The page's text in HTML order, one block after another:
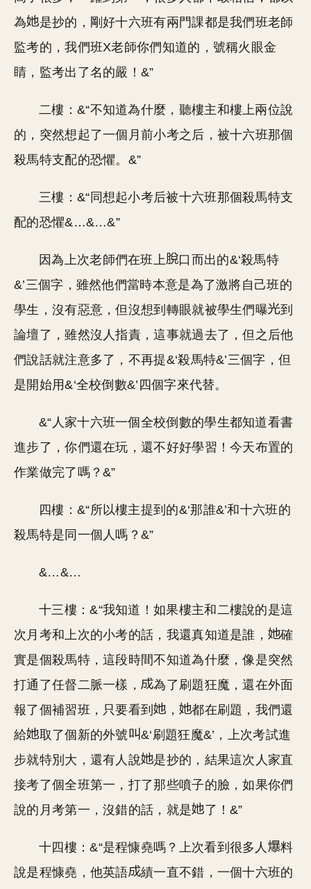
為
是抄的，剛好十六班有兩門課都是我們班老師
監考的，我們班X老師你們知道的，號稱火眼金
睛，監考出了名的嚴！&”
二樓：&“不知道為什麼，聽樓主和樓上兩位說
的，突然想起了一個月前小考之后，被十六班那個
殺馬特支配的恐懼。&”
三樓：&“同想起小考后被十六班那個殺馬特支
配的恐懼&…&…&”
因為上次老師們在班上
口而出的&‘殺馬特
&’三個字，雖然他們當時本意是為了激將自己班的
學生，沒有惡意，但沒想到轉眼就被學生們曝
到
論壇了，雖然沒人指責，這事就過去了，但之后他
們說話就注意多了，不再提&‘殺馬特&’三個字，但
是開始用&‘全校倒數&’四個字來代替。
&“人家十六班一個全校倒數的學生都知道看書
進步了，你們還在玩，還不好好學習！今天布置的
作業做完了嗎？&”
四樓：&“所以樓主提到的&‘那誰&’和十六班的
殺馬特是同一個人嗎？&”
&…&…
十三樓：&“我知道！如果樓主和二樓說的是這
次月考和上次的小考的話，我還真知道是誰，
確
實是個殺馬特，這段時間不知道為什麼，像是突然
打通了任督二脈一樣，
為了刷題狂魔，還在外面
報了個補習班，只要看到
，
都在刷題，我們還
給
取了個新的外號
&‘刷題狂魔&’，上次考試進
步就特別大，還有人說
是抄的，結果這次人家直
接考了個全班第一，打了那些噴子的臉，如果你們
說的月考第一，沒錯的話，就是
了！&”
十四樓：&“是程慷堯嗎？上次看到很多人
料
說是程慷堯，他英語
績一直不錯，一個十六班的